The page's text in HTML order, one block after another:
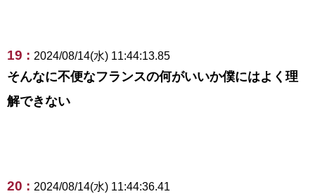
19 : 2024/08/14(水) 11:44:13.85
そんなに不便なフランスの何がいいか僕にはよく理
解できない
20 : 2024/08/14(水) 11:44:36.41